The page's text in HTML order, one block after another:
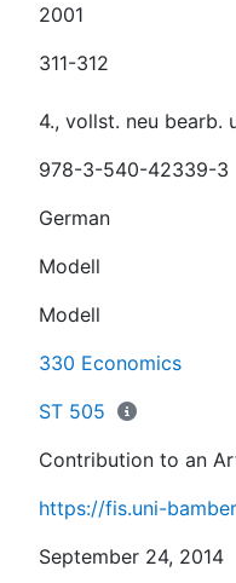
2001
311-312
4., vollst. neu bearb.
978-3-540-42339-3
German
Modell
Modell
330 Economics
ST 505
Contribution to an
https://fis.uni-
September 24, 2014